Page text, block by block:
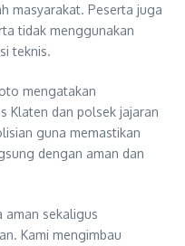
masyarakat. Peserta juga
tidak menggunakan
teknis.
mengatakan
Klaten dan polsek jajaran
guna memastikan
dengan aman dan
aman sekaligus
Kami mengimbau